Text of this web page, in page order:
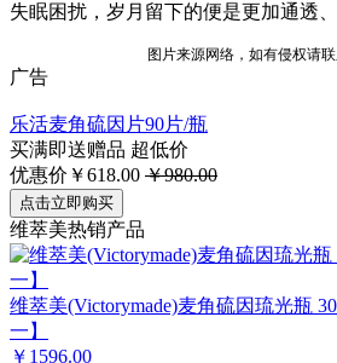
失眠困扰，岁月留下的便是更加通透、
图片来源网络，如有侵权请联
广告
乐活麦角硫因片90片/瓶
买满即送赠品 超低价
优惠价￥618.00 ￥980.00
点击立即购买
维萃美热销产品
维萃美(Victorymade)麦角硫因琉光瓶
一】
￥1596.00